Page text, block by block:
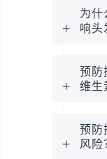
为什
响头
预防
维生
预防
风险